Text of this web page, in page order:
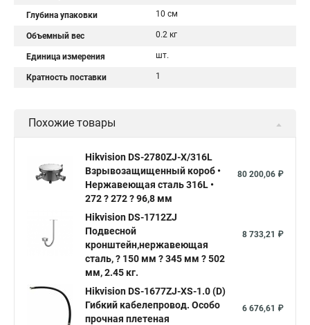
Глубина упаковки 10 см
Объемный вес 0.2 кг
Единица измерения шт.
Кратность поставки 1
Похожие товары
Hikvision DS-2780ZJ-X/316L
Взрывозащищенный короб •
Нержавеющая сталь 316L •
272 ? 272 ? 96,8 мм
80 200,06 ₽
Hikvision DS-1712ZJ
Подвесной
кронштейн,нержавеющая
сталь, ? 150 мм ? 345 мм ? 502
мм, 2.45 кг.
8 733,21 ₽
Hikvision DS-1677ZJ-XS-1.0 (D)
Гибкий кабелепровод. Особо
прочная плетеная
6 676,61 ₽